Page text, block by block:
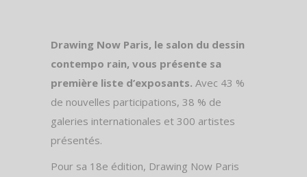
Drawing Now Paris, le salon du dessin
contempo rain, vous présente sa
première liste d’exposants. Avec 43 %
de nouvelles participations, 38 % de
galeries internationales et 300 artistes
présentés.
Pour sa 18e édition, Drawing Now Paris